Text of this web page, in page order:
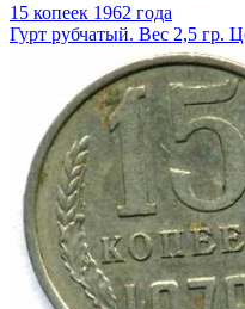
15 копеек 1962 года
Гурт рубчатый. Вес 2,5 гр.